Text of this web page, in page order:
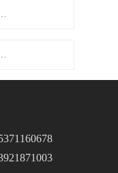
自动进攻技巧大揭秘
服金币寻回攻略